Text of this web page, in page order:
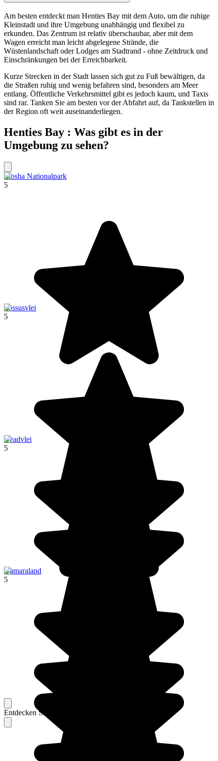
Am besten entdeckt man Henties Bay mit dem Auto, um die ruhige
Kleinstadt und ihre Umgebung unabhängig und flexibel zu
erkunden. Das Zentrum ist relativ überschaubar, aber mit dem
Wagen erreicht man leicht abgelegene Strände, die
Wüstenlandschaft oder Lodges am Stadtrand - ohne Zeitdruck und
Einschränkungen bei der Erreichbarkeit.
Kurze Strecken in der Stadt lassen sich gut zu Fuß bewältigen, da
die Straßen ruhig und wenig befahren sind, besonders am Meer
entlang. Öffentliche Verkehrsmittel gibt es jedoch kaum, und Taxis
sind rar. Tanken Sie am besten vor der Abfahrt auf, da Tankstellen in
der Region oft weit auseinanderliegen.
Henties Bay : Was gibt es in der
Umgebung zu sehen?
Etosha Nationalpark
5
Sossusvlei
5
Deadvlei
5
Damaraland
5
Entdecken Sie Berichte unserer erfahrenen Reisenden